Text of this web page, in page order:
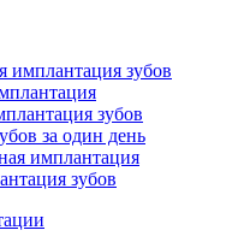
имплантация зубов
зубов
за один день
имплантация
зубов